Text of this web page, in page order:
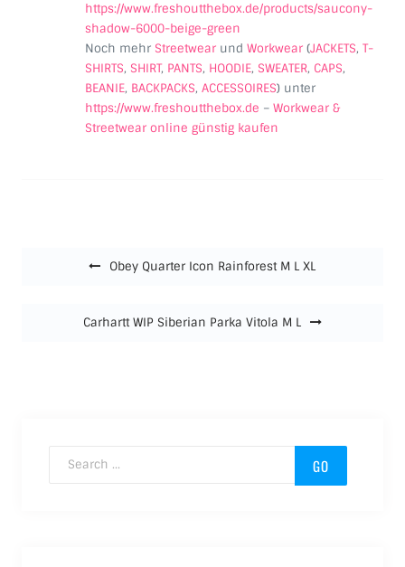
https://www.freshoutthebox.de/products/saucony-
shadow-6000-beige-green
Noch mehr Streetwearund Workwear(JACKETS, T-
SHIRTS, SHIRT, PANTS, HOODIE, SWEATER, CAPS,
BEANIE, BACKPACKS, ACCESSOIRES) unter
https://www.freshoutthebox.de – Workwear &
Streetwear online günstig kaufen
Obey Quarter Icon Rainforest M L XL
Carhartt WIP Siberian Parka Vitola M L